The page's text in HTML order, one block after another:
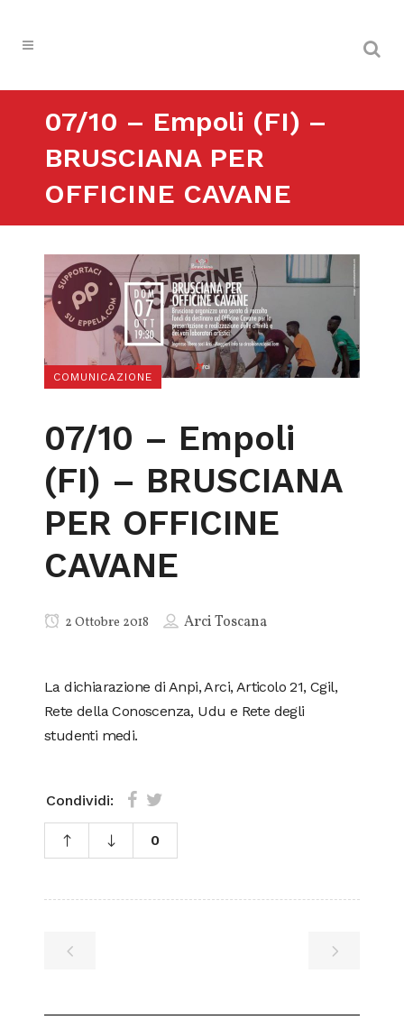
07/10 – Empoli (FI) –
BRUSCIANA PER
OFFICINE CAVANE
COMUNICAZIONE
07/10 – Empoli
(FI) – BRUSCIANA
PER OFFICINE
CAVANE
2 Ottobre 2018 Arci Toscana
La dichiarazione di Anpi, Arci, Articolo 21, Cgil,
Rete della Conoscenza, Udu e Rete degli
studenti medi.
Condividi:
0